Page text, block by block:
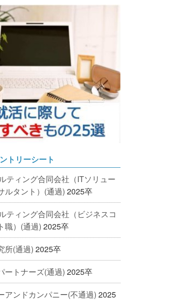
トリーシート
ティング合同会社（ITソリュー
ルタント）(通過) 2025卒
ティング合同会社（ビジネスコ
職）(通過) 2025卒
所(通過) 2025卒
ートナーズ(通過) 2025卒
アンドカンパニー(不通過) 2025